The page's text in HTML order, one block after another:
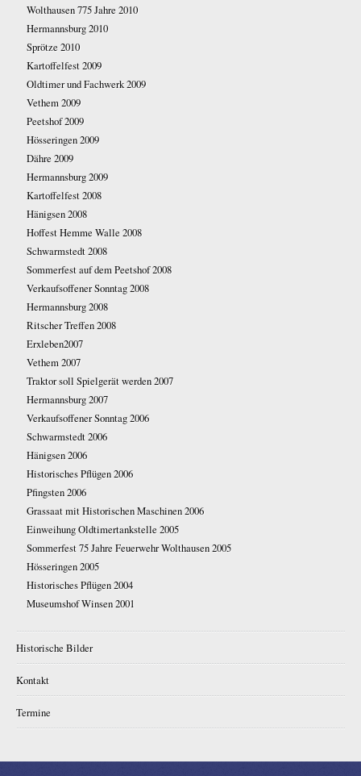
Wolthausen 775 Jahre 2010
Hermannsburg 2010
Sprötze 2010
Kartoffelfest 2009
Oldtimer und Fachwerk 2009
Vethem 2009
Peetshof 2009
Hösseringen 2009
Dähre 2009
Hermannsburg 2009
Kartoffelfest 2008
Hänigsen 2008
Hoffest Hemme Walle 2008
Schwarmstedt 2008
Sommerfest auf dem Peetshof 2008
Verkaufsoffener Sonntag 2008
Hermannsburg 2008
Ritscher Treffen 2008
Erxleben2007
Vethem 2007
Traktor soll Spielgerät werden 2007
Hermannsburg 2007
Verkaufsoffener Sonntag 2006
Schwarmstedt 2006
Hänigsen 2006
Historisches Pflügen 2006
Pfingsten 2006
Grassaat mit Historischen Maschinen 2006
Einweihung Oldtimertankstelle 2005
Sommerfest 75 Jahre Feuerwehr Wolthausen 2005
Hösseringen 2005
Historisches Pflügen 2004
Museumshof Winsen 2001
Historische Bilder
Kontakt
Termine